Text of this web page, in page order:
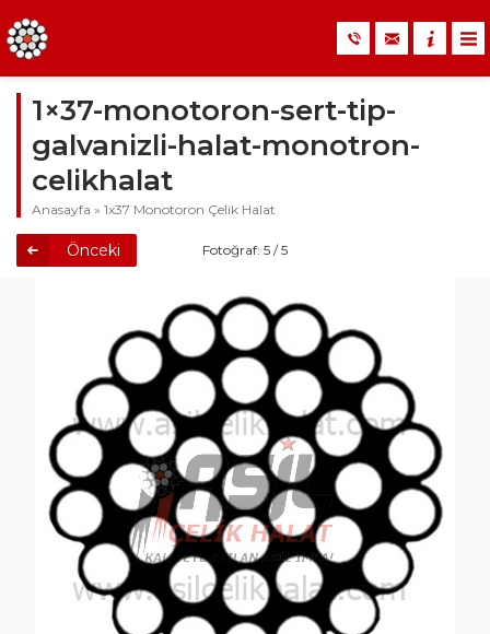
1×37-monotoron-sert-tip-
galvanizli-halat-monotron-
celikhalat
Anasayfa » 1x37 Monotoron Çelik Halat
Önceki Fotoğraf: 5 / 5